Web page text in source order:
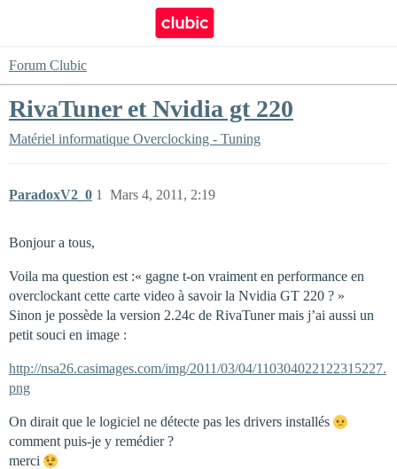
Forum Clubic
RivaTuner et Nvidia gt 220
Matériel informatique Overclocking - Tuning
ParadoxV2_0 Mars 4, 2011, 2:19
1
Bonjour a tous,
Voila ma question est :« gagne t-on vraiment en performance en
overclockant cette carte video à savoir la Nvidia GT 220 ? »
Sinon je possède la version 2.24c de RivaTuner mais j’ai aussi un
petit souci en image :
http://nsa26.casimages.com/img/2011/03/04/110304022122315227.
png
On dirait que le logiciel ne détecte pas les drivers installés
comment puis-je y remédier ?
merci